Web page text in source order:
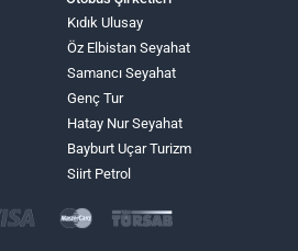
Kıdık Ulusay
Öz Elbistan Seyahat
Samancı Seyahat
Genç Tur
Hatay Nur Seyahat
Bayburt Uçar Turizm
Siirt Petrol